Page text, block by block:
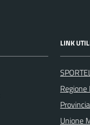
LINK
Unione